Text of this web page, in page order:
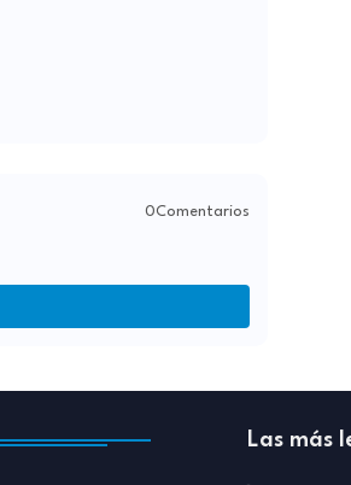
0Comentarios
Las más